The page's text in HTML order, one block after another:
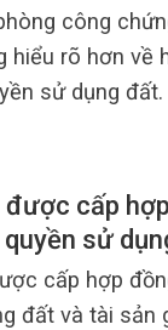
công
hiểu rõ hơn về
sử dụng đất.
cấp
sử
cấp hợp
đất và tài sản